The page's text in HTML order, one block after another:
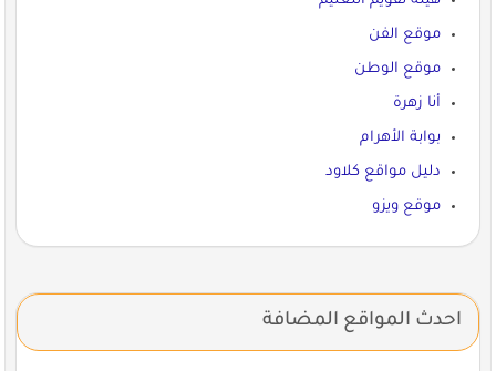
موقع الفن
موقع الوطن
أنا زهرة
بوابة الأهرام
دليل مواقع كلاود
موقع ويزو
احدث المواقع المضافة